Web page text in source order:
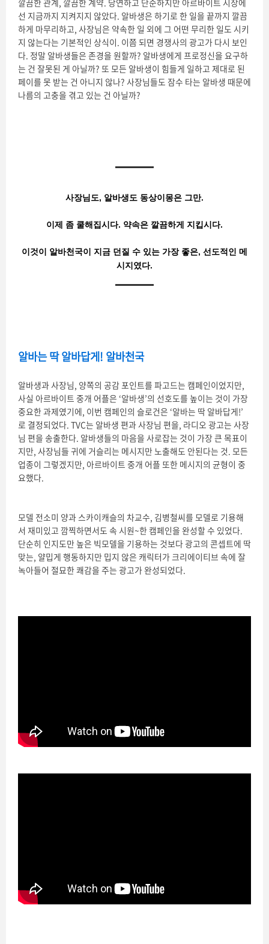
선 지금까지 지켜지지 않았다. 알바생은 하기로 한 일을 끝까지 깔끔
하게 마무리하고, 사장님은 약속한 일 외에 그 어떤 무리한 일도 시키
지 않는다는 기본적인 상식이. 이쯤 되면 경쟁사의 광고가 다시 보인
다. 정말 알바생들은 존경을 원할까? 알바생에게 프로정신을 요구하
는 건 잘못된 게 아닐까? 또 모든 알바생이 힘들게 일하고 제대로 된
페이를 못 받는 건 아니지 않나? 사장님들도 잠수 타는 알바생 때문에
나름의 고충을 겪고 있는 건 아닐까?
사장님도, 알바생도 동상이몽은 그만.
이제 좀 쿨해집시다. 약속은 깔끔하게 지킵시다.
이것이 알바천국이 지금 던질 수 있는 가장 좋은, 선도적인 메
시지였다.
알바는 딱 알바답게! 알바천국
알바생과 사장님, 양쪽의 공감 포인트를 파고드는 캠페인이었지만,
사실 아르바이트 중개 어플은 ‘알바생’의 선호도를 높이는 것이 가장
중요한 과제였기에, 이번 캠페인의 슬로건은 ‘알바는 딱 알바답게!’
로 결정되었다. TVC는 알바생 편과 사장님 편을, 라디오 광고는 사장
님 편을 송출한다. 알바생들의 마음을 사로잡는 것이 가장 큰 목표이
지만, 사장님들 귀에 거슬리는 메시지만 노출해도 안된다는 것. 모든
업종이 그렇겠지만, 아르바이트 중개 어플 또한 메시지의 균형이 중
요했다.
모델 전소미 양과 스카이캐슬의 차교수, 김병철씨를 모델로 기용해
서 재미있고 깜찍하면서도 속 시원~한 캠페인을 완성할 수 있었다.
단순히 인지도만 높은 빅모델을 기용하는 것보다 광고의 콘셉트에 딱
맞는, 얄밉게 행동하지만 밉지 않은 캐릭터가 크리에이티브 속에 잘
녹아들어 절묘한 쾌감을 주는 광고가 완성되었다.